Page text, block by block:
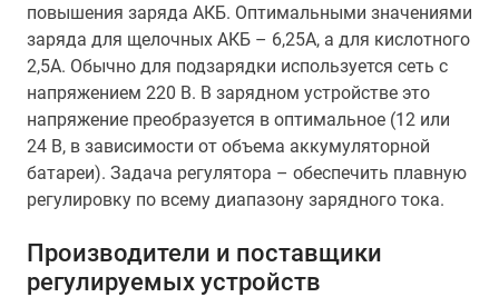
повышения заряда АКБ. Оптимальными значениями
заряда для щелочных АКБ – 6,25А, а для кислотного
2,5А. Обычно для подзарядки используется сеть с
напряжением 220 В. В зарядном устройстве это
напряжение преобразуется в оптимальное (12 или
24 В, в зависимости от объема аккумуляторной
батареи). Задача регулятора – обеспечить плавную
регулировку по всему диапазону зарядного тока.
Производители и поставщики
регулируемых устройств